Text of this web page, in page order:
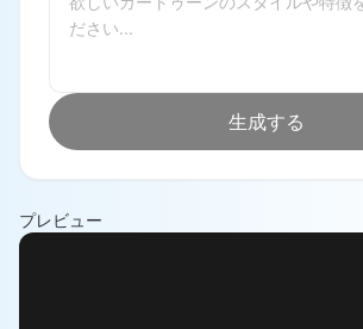
生成する
プレビュー